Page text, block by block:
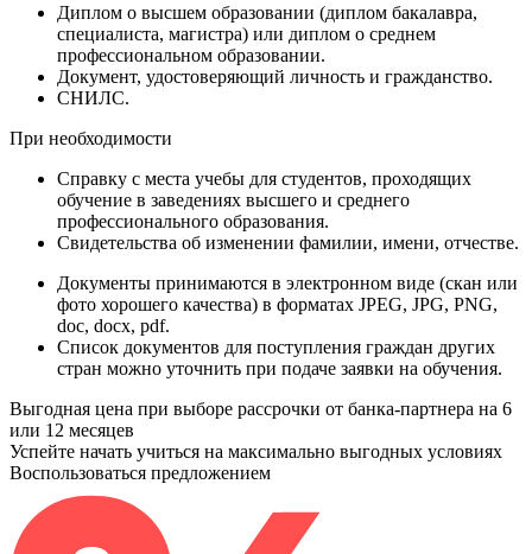
Диплом о высшем образовании (диплом бакалавра,
специалиста, магистра) или диплом о среднем
профессиональном образовании.
Документ, удостоверяющий личность и гражданство.
СНИЛС.
При необходимости
Справку с места учебы для студентов, проходящих
обучение в заведениях высшего и среднего
профессионального образования.
Свидетельства об изменении фамилии, имени, отчестве.
Документы принимаются в электронном виде (скан или
фото хорошего качества) в форматах JPEG, JPG, PNG,
doc, docx, pdf.
Список документов для поступления граждан других
стран можно уточнить при подаче заявки на обучения.
Выгодная цена при выборе рассрочки от банка-партнера на 6
или 12 месяцев
Успейте начать учиться на максимально выгодных условиях
Воспользоваться предложением